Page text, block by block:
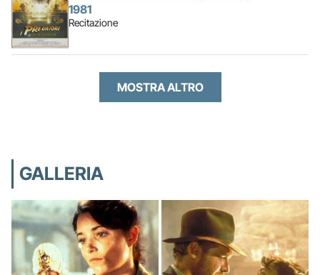
1981
Recitazione
MOSTRA ALTRO
GALLERIA